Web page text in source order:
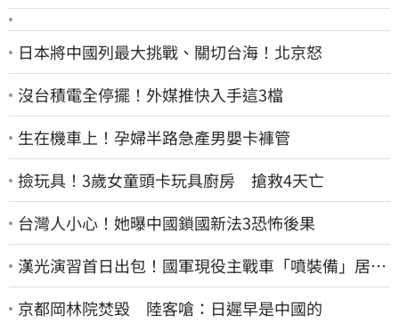
日本將中國列最大挑戰、關切台海！北京怒
沒台積電全停擺！外媒推快入手這3檔
生在機車上！孕婦半路急產男嬰卡褲管
撿玩具！3歲女童頭卡玩具廚房 搶救4天亡
台灣人小心！她曝中國鎖國新法3恐怖後果
漢光演習首日出包！國軍現役主戰車「噴裝備」居民
撿到零件…軍方說話了
京都岡林院焚毀 陸客嗆：日遲早是中國的